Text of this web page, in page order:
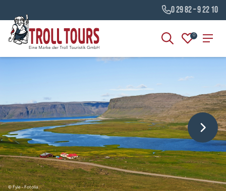
0 29 82 – 9 22 10
0
© Fyle - Fotolia